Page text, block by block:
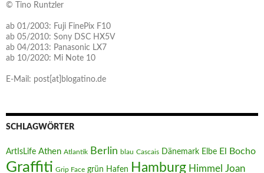
© Tino Runtzler
ab 01/2003: Fuji FinePix F10
ab 05/2010: Sony DSC HX5V
ab 04/2013: Panasonic LX7
ab 10/2020: Mi Note 10
E-Mail: post[at]blogatino.de
SCHLAGWÖRTER
ArtIsLife Athen Atlantik Berlin blau Cascais Dänemark Elbe El Bocho
Graffiti Grip Face grün Hafen Hamburg Himmel Joan